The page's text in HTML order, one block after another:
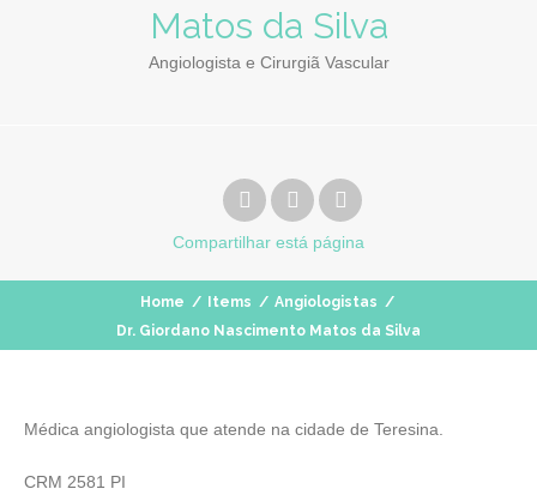
Matos da Silva
Angiologista e Cirurgiã Vascular
Compartilhar está página
Home / Items / Angiologistas /
Dr. Giordano Nascimento Matos da Silva
Médica angiologista que atende na cidade de Teresina.
CRM 2581 PI